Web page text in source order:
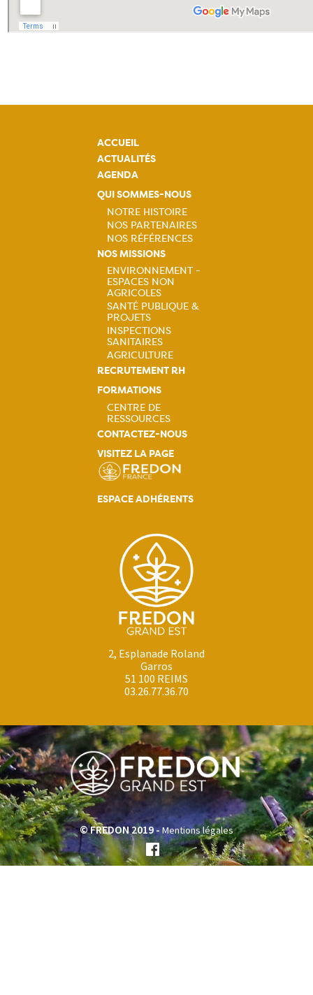
ACCUEIL
ACTUALITÉS
AGENDA
QUI SOMMES-NOUS
Navigation
principale
NOTRE HISTOIRE
NOS PARTENAIRES
NOS RÉFÉRENCES
NOS MISSIONS
Navigation
principale
ENVIRONNEMENT -
ESPACES NON
AGRICOLES
SANTÉ PUBLIQUE &
PROJETS
INSPECTIONS
SANITAIRES
AGRICULTURE
RECRUTEMENT RH
FORMATIONS
Navigation
principale
CENTRE DE
RESSOURCES
CONTACTEZ-NOUS
VISITEZ LA PAGE
ESPACE ADHÉRENTS
2, Esplanade Roland
Garros
51 100 REIMS
03.26.77.36.70
© FREDON 2019 -Mentions légales